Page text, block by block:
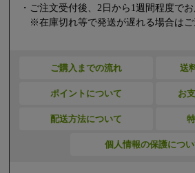
・ご注文受付後、2日から1週間程度でお
※在庫切れ等で発送が遅れる場合はご
ご購入までの流れ 送
ポイントについて お
配送方法について
個人情報の保護につ